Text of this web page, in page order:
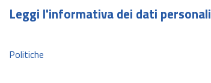
Leggi l'informativa dei dati personali
Politiche